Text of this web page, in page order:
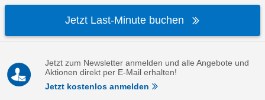
Jetzt Last-Minute buchen
Jetzt zum Newsletter anmelden und alle Angebote und
Aktionen direkt per E-Mail erhalten!
Jetzt kostenlos anmelden